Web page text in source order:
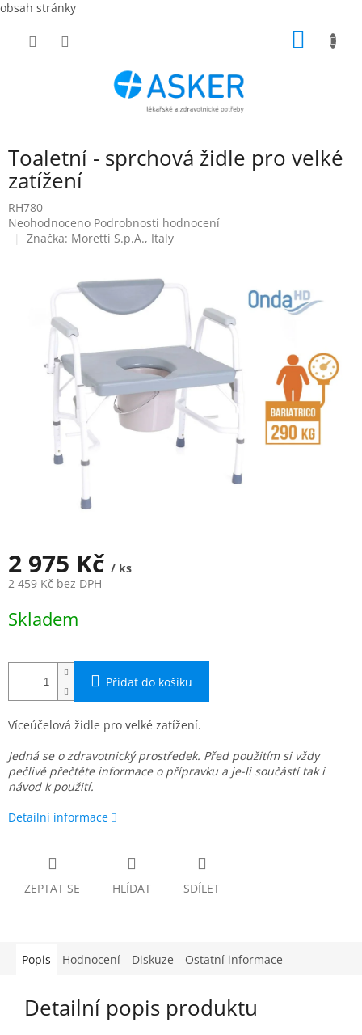
obsah stránky
Toaletní - sprchová židle pro velké
zatížení
RH780
Průměrné
hodnocení
hvězdiček.
Neohodnoceno Podrobnosti hodnocení
Značka: Moretti S.p.A., Italy
2 975 Kč / ks
2 459 Kč bez DPH
cena:
Skladem
Přidat do košíku
Víceúčelová židle pro velké zatížení.
Jedná se o zdravotnický prostředek. Před použitím si vždy
pečlivě přečtěte informace o přípravku a je-li součástí tak i
návod k použití.
Detailní informace
ZEPTAT SE HLÍDAT SDÍLET
Popis Hodnocení Diskuze Ostatní informace
Detailní popis produktu